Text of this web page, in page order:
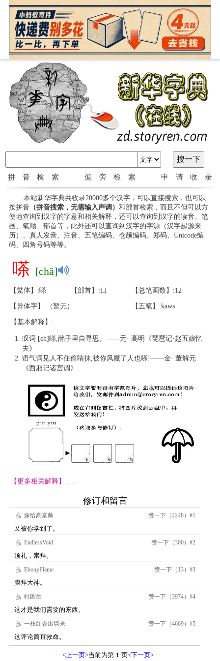
拼音检索 偏旁检索 申请收录
本站新华字典共收录20000多个汉字，可以直接搜索，也可以
按拼音（拼音搜索，无需输入声调） 和部首检索，而且不但可以方
便地查询到汉字的字意和相关解释，还可以查询到汉字的读音、笔
画、笔顺、部首等，此外还可以查询到汉字的字源（汉字起源来
历）、真人发音、注音、五笔编码、仓颉编码、郑码、Unicode编
码、四角号码等等。
嗏 [chā]
【繁体】:嗏 【部首】:口 【总笔画数】:12
【异体字】:（暂无） 【五笔】:kaws
【基本解释】:
叹词 [eh]嗏,酩子里自寻思。——元· 高明《琵琶记·赵五娘忆
夫》
语气词见人不住偷睛抹,被你风魔了人也嗏!——金· 董解元
《西厢记诸宫调》
【更多相关解释】......